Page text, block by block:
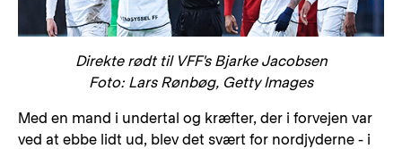
Direkte rødt til VFF's Bjarke Jacobsen
Foto: Lars Rønbøg, Getty Images
Med en mand i undertal og kræfter, der i forvejen var
ved at ebbe lidt ud, blev det svært for nordjyderne - i